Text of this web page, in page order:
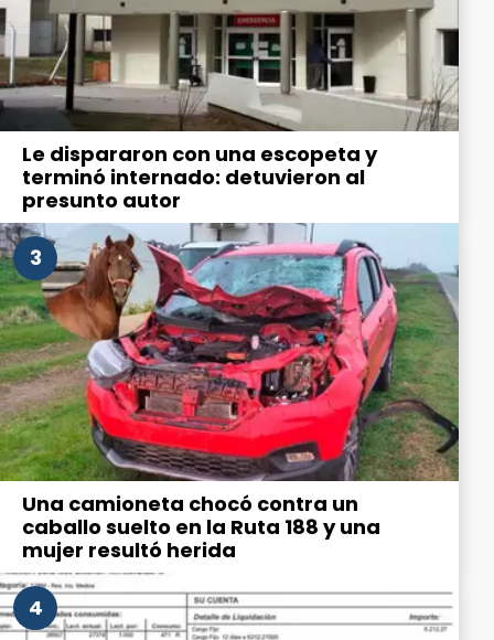
Le dispararon con una escopeta y
terminó internado: detuvieron al
presunto autor
3
Una camioneta chocó contra un
caballo suelto en la Ruta 188 y una
mujer resultó herida
4